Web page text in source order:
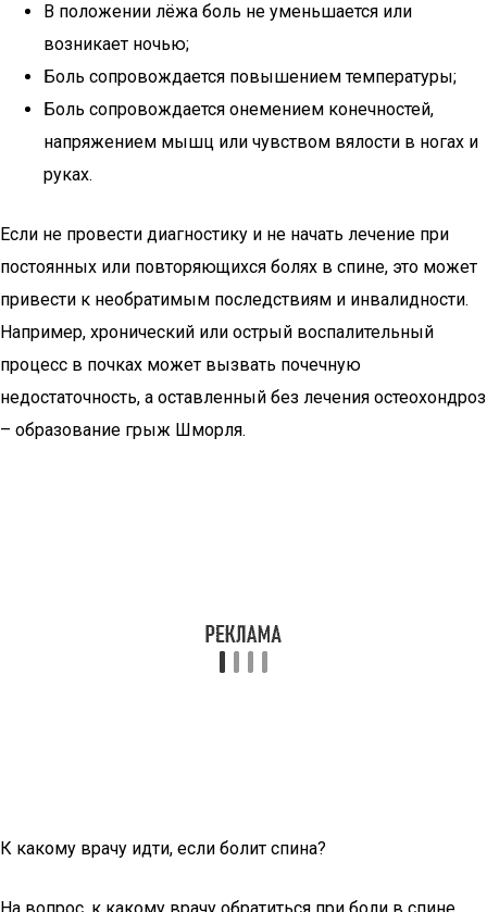
В положении лёжа боль не уменьшается или
возникает ночью;
Боль сопровождается повышением температуры;
Боль сопровождается онемением конечностей,
напряжением мышц или чувством вялости в ногах и
руках.
Если не провести диагностику и не начать лечение при
постоянных или повторяющихся болях в спине, это может
привести к необратимым последствиям и инвалидности.
Например, хронический или острый воспалительный
процесс в почках может вызвать почечную
недостаточность, а оставленный без лечения остеохондроз
– образование грыж Шморля.
К какому врачу идти, если болит спина?